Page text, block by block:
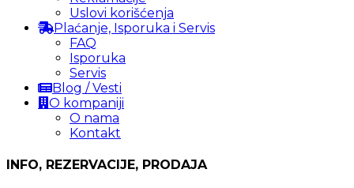
Uslovi korišćenja
Plaćanje, Isporuka i Servis
FAQ
Isporuka
Servis
Blog / Vesti
O kompaniji
O nama
Kontakt
INFO, REZERVACIJE, PRODAJA